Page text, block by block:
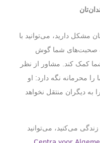
مشکل دارید، می‌توانید با
صحبت‌های شما گوش
کمک کند. مشاور از نظر
محرمانه نگه دارد: او
به دیگران منتقل نخواهد
می‌کنید، می‌توانید